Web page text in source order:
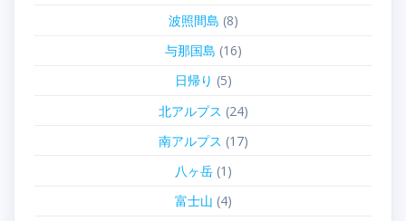
波照間島 (8)
与那国島 (16)
日帰り (5)
北アルプス (24)
南アルプス (17)
八ヶ岳(1)
富士山 (4)